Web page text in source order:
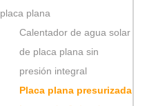
placa plana
Calentador de agua solar
de placa plana sin
presión integral
Placa plana presurizada